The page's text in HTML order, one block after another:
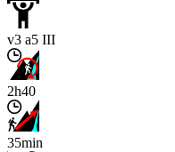
v3 a5 III
2h40
35min